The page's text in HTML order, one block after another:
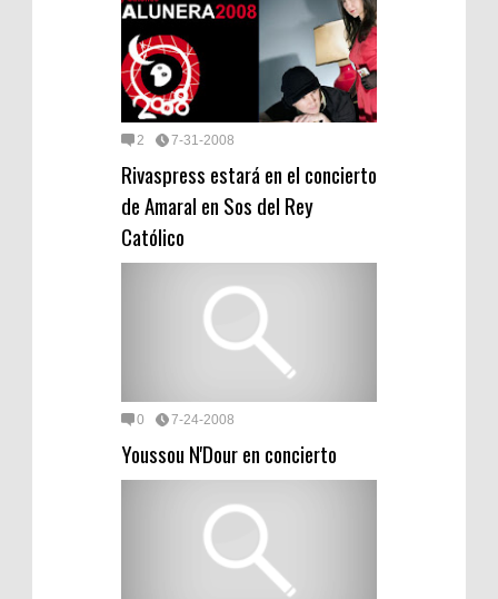
2 7-31-2008
Rivaspress estará en el concierto
de Amaral en Sos del Rey
Católico
0 7-24-2008
Youssou N'Dour en concierto